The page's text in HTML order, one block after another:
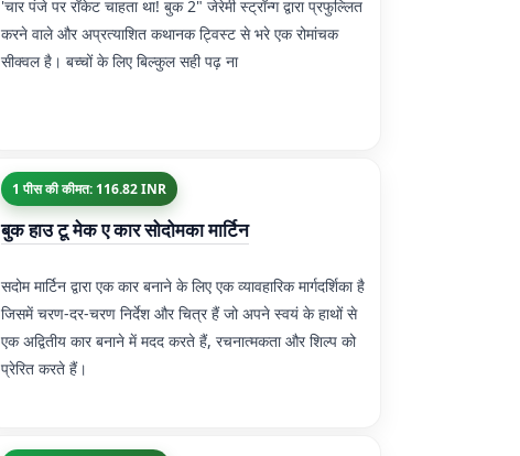
'चार पंजे पर रॉकेट चाहता था! बुक 2" जेरेमी स्ट्रॉन्ग द्वारा प्रफुल्लित
करने वाले और अप्रत्याशित कथानक ट्विस्ट से भरे एक रोमांचक
सीक्वल है। बच्चों के लिए बिल्कुल सही पढ़ ना
1 पीस की कीमत: 116.82 INR
बुक हाउ टू मेक ए कार सोदोमका मार्टिन
सदोम मार्टिन द्वारा एक कार बनाने के लिए एक व्यावहारिक मार्गदर्शिका है
जिसमें चरण-दर-चरण निर्देश और चित्र हैं जो अपने स्वयं के हाथों से
एक अद्वितीय कार बनाने में मदद करते हैं, रचनात्मकता और शिल्प को
प्रेरित करते हैं।